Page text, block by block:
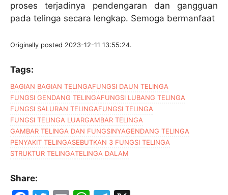
proses terjadinya pendengaran dan gangguan
pada telinga secara lengkap. Semoga bermanfaat
Originally posted 2023-12-11 13:55:24.
Tags:
BAGIAN BAGIAN TELINGAFUNGSI DAUN TELINGA
FUNGSI GENDANG TELINGAFUNGSI LUBANG TELINGA
FUNGSI SALURAN TELINGAFUNGSI TELINGA
FUNGSI TELINGA LUARGAMBAR TELINGA
GAMBAR TELINGA DAN FUNGSINYAGENDANG TELINGA
PENYAKIT TELINGASEBUTKAN 3 FUNGSI TELINGA
STRUKTUR TELINGATELINGA DALAM
Share: